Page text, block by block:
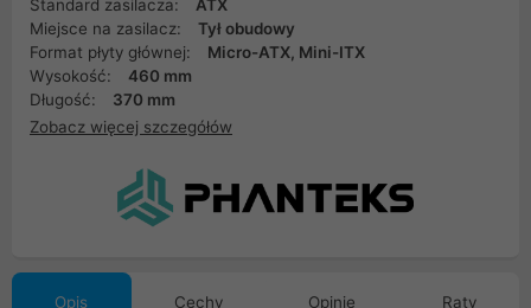
Standard zasilacza:
ATX
Miejsce na zasilacz:
Tył obudowy
Format płyty głównej:
Micro-ATX, Mini-ITX
Wysokość:
460 mm
Długość:
370 mm
Zobacz więcej szczegółów
Opis Cechy Opinie Raty